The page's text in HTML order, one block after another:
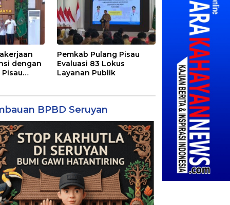
dengan
Pemkab Pulang Pisau
Evaluasi 83 Lokus
Layanan Publik
BPBD Seruyan